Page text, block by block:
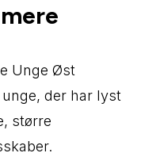
Unge Øst
der har lyst
større